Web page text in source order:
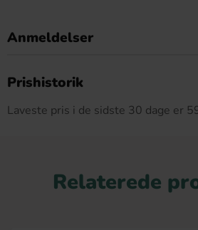
Anmeldelser
Prishistorik
Laveste pris i de sidste 30 dage er
Relaterede